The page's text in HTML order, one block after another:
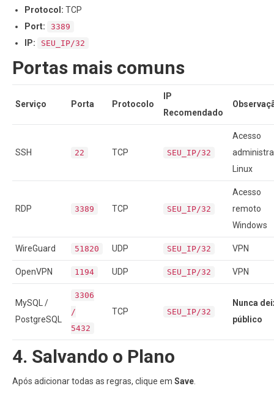
Protocol: TCP
Port:
3389
IP: SEU_IP/32
Portas mais comuns
Serviço Porta Protocolo
IP
Recomendado
SSH 22 TCP SEU_IP/32
Acesso
Linux
RDP 3389 TCP SEU_IP/32
Acesso
remoto
Windows
WireGuard 51820 UDP SEU_IP/32 VPN
OpenVPN 1194 UDP SEU_IP/32 VPN
MySQL /
PostgreSQL
3306
/
5432
TCP SEU_IP/32
Nunca
público
4. Salvando o Plano
Após adicionar todas as regras, clique em Save